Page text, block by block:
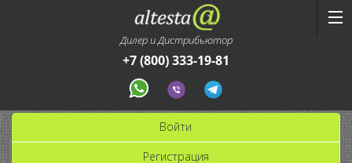
Дилер и Дистрибьютор
+7 (800) 333-19-81
Войти
Регистрация